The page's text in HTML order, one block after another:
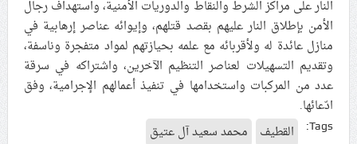
ممارسة الشعائر الحسينيّة هو في حقيقته محاربة لقضيّة
الإمام الحسين «ع»
لجنة مراسم الوداع والتشييع ومواراة الجثمان للإمام الشهيد
السيّد علي الحسيني الخامنئي تنشر تفاصيل التشييع في
إيران والعراق
النار على مراكز الشرط والنقاط والدوريات الأمنية، واستهداف رجال
الأمن بإطلاق النار عليهم بقصد قتلهم، وإيوائه عناصر إرهابية في
منازل عائدة له ولأقربائه مع علمه بحيازتهم لمواد متفجرة وناسفة،
وتقديم التسهيلات لعناصر التنظيم الآخرين، واشتراكه في سرقة
عدد من المركبات واستخدامها في تنفيذ أعمالهم الإجرامية، وفق
ادّعائها.
Tags: القطيف محمد سعيد آل عتيق